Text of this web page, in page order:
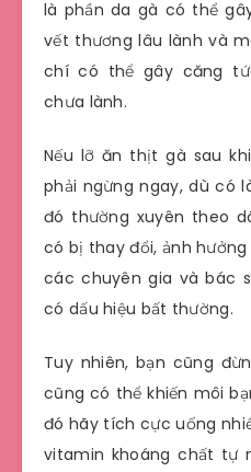
là phần da gà có thể
vết thương lâu lành và
chí có thể gây căng
chưa lành.
Nếu lỡ ăn thịt gà sau
phải ngừng ngay, dù có
đó thường xuyên theo
có bị thay đổi, ảnh
các chuyên gia và bác
có dấu hiệu bất thường.
Tuy nhiên, bạn cũng
cũng có thể khiến môi
đó hãy tích cực uống
vitamin khoáng chất tự